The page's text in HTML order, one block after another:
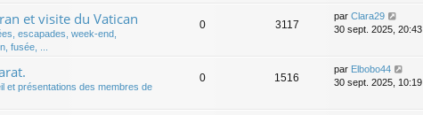
et visite du Vatican
escapades, week-end,
fusée, ...
0 3117
par Clara29
30 sept. 2025, 20:43
et présentations des membres de
0 1516
par Elbobo44
30 sept. 2025, 10:19